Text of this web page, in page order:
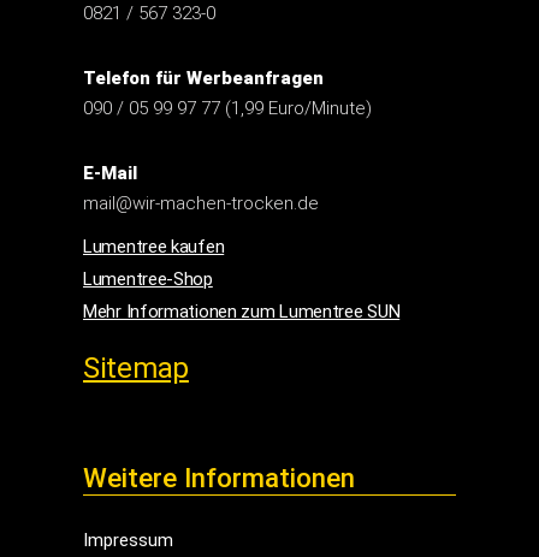
0821 / 567 323-0
Telefon für Werbeanfragen
090 / 05 99 97 77 (1,99 Euro/Minute)
E-Mail
mail@wir-machen-trocken.de
Lumentree kaufen
Lumentree-Shop
Mehr Informationen zum Lumentree SUN
Sitemap
Weitere Informationen
Impressum